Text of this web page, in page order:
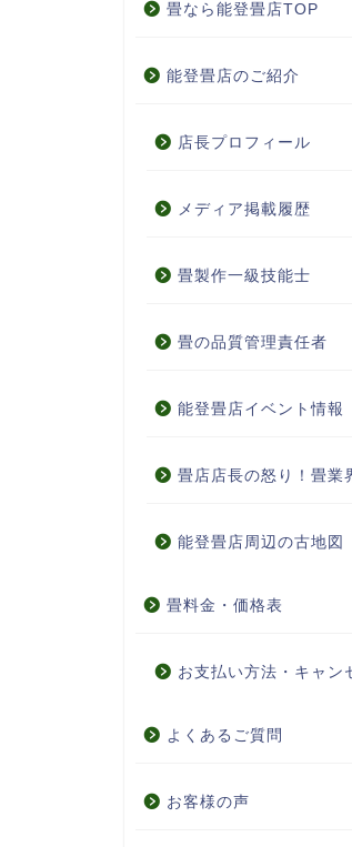
畳なら能登畳店TOP
能登畳店のご紹介
店長プロフィール
メディア掲載履歴
畳製作一級技能士
畳の品質管理責任者
能登畳店イベント情報
畳店店長の怒り！畳業
能登畳店周辺の古地図
畳料金・価格表
お支払い方法・キャン
よくあるご質問
お客様の声